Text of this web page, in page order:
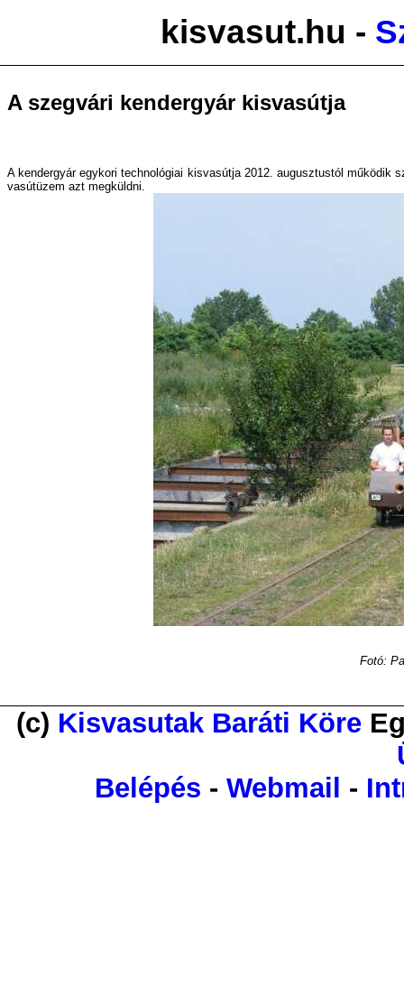
kisvasut.hu -
A szegvári kendergyár kisvasútja
A kendergyár egykori technológiai kisvasútja 2012. augusztustól
vasútüzem azt megküldni.
Fotó:
(c) Kisvasutak Baráti Köre
Belépés - Webmail -